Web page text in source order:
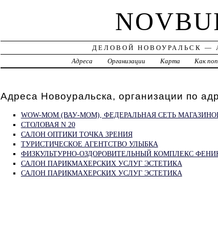
ДЕЛОВОЙ НОВОУРАЛЬСК —
Адреса
Организации Карта Как
Адреса Новоуральска, организации по
WOW-MOM (ВАУ-МОМ), ФЕДЕРАЛЬНАЯ СЕТЬ
СТОЛОВАЯ N 20
САЛОН ОПТИКИ ТОЧКА ЗРЕНИЯ
ТУРИСТИЧЕСКОЕ АГЕНТСТВО УЛЫБКА
ФИЗКУЛЬТУРНО-ОЗДОРОВИТЕЛЬНЫЙ КОМПЛЕКС
САЛОН ПАРИКМАХЕРСКИХ УСЛУГ ЭСТЕТИКА
САЛОН ПАРИКМАХЕРСКИХ УСЛУГ ЭСТЕТИКА